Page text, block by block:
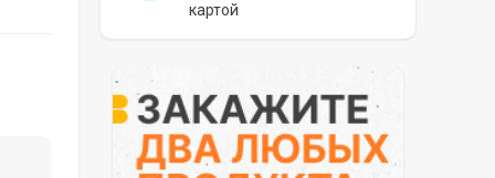
картой